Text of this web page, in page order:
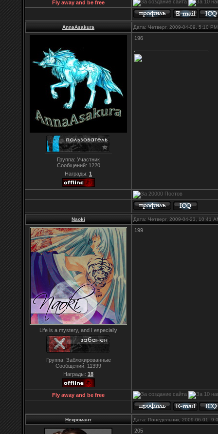
Fly away and be free
AnnaAsakura Дата: Четверг, 2009-04-09, 5:10
Группа: Участник
Сообщений: 1220
Награды: 1
196
Naoki Дата: Четверг, 2009-04-23, 10:41
Life is a mystery, and I especially
Группа: Заблокированные
Сообщений: 11399
Награды: 18
199
Fly away and be free
Некромант Дата: Понедельник, 2009-06-01,
205